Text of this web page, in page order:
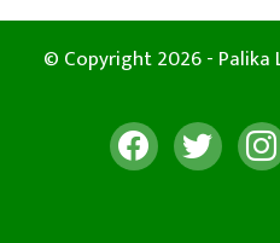
© Copyright 2026 - Palika